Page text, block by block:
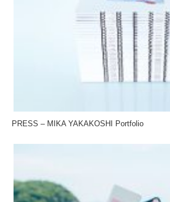
PRESS – MIKA YAKAKOSHI Portfolio